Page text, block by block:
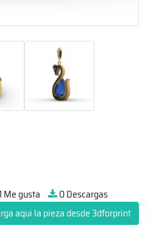
Me gusta
0 Descargas
aqui la pieza desde 3dforprint